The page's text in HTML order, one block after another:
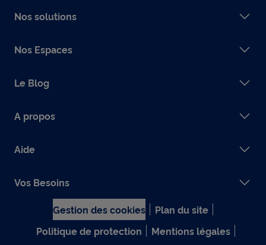
Nos solutions
Nos Espaces
Le Blog
A propos
Aide
Vos Besoins
Gestion des cookies
Plan du site
Politique de protection
Mentions légales